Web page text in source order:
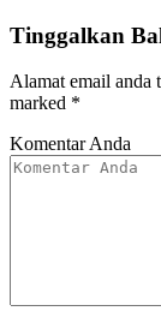
Tinggalkan
Alamat email anda
marked *
Komentar Anda